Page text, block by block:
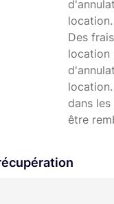
location.
Des
location
dans
être